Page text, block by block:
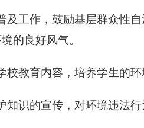
工作，鼓励基层群众性
的良好风气。
教育内容，培养学生的环
识的宣传，对环境违法行